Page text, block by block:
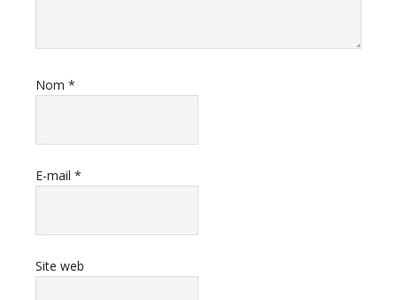
Nom *
E-mail *
Site web